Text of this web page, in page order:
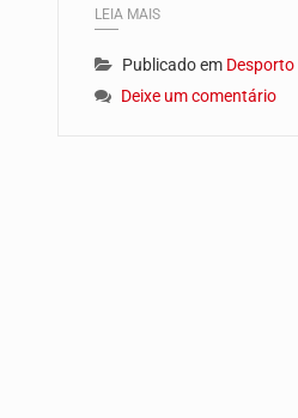
LEIA MAIS
Publicado em Desporto
Deixe um comentário